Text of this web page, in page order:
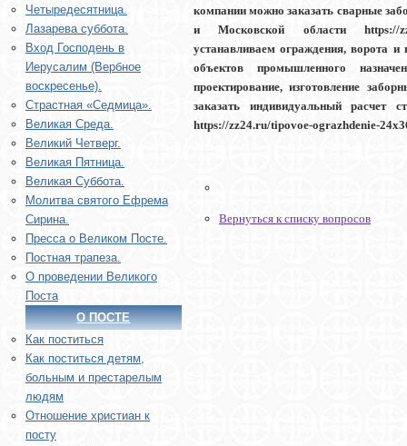
Четыредесятница.
Лазарева суббота.
Вход Господень в
Иерусалим (Вербное
воскресенье).
Страстная «Седмица».
Великая Среда.
Великий Четверг.
Великая Пятница.
Великая Суббота.
Молитва святого Ефрема
Сирина.
Пресса о Великом Посте.
Постная трапеза.
О проведении Великого
Поста
О ПОСТЕ
Как поститься
Как поститься детям,
больным и престарелым
людям
Отношение христиан к
посту
компании можно заказать сварные
и Московской области https://
устанавливаем ограждения, ворота
объектов промышленного
проектирование, изготовление
заказать индивидуальный расчет
https://zz24.ru/tipovoe-ograzhdenie-
Вернуться к списку вопросов